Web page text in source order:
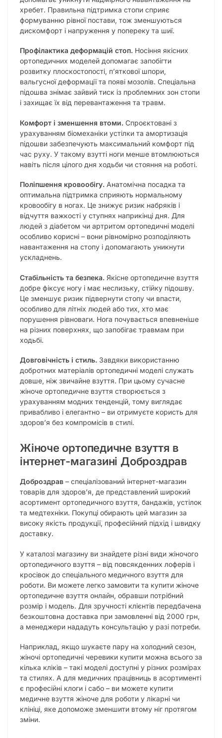
хребет. Правильна підтримка стопи сприяє
формуванню рівної постави, тож зменшуються
дискомфорт і напруження у попереку та шиї.
Профілактика деформацій стоп. Носіння якісних
ортопедичних моделей допомагає запобігти
розвитку плоскостопості, п’яткової шпори,
вальгусної деформації та появі мозолів. Спеціальна
підошва знімає зайвий тиск із проблемних зон стопи
і захищає їх від перевантаження та травм.
Комфорт і зменшення втоми. Спроєктовані з
урахуванням біомеханіки устілки та амортизація
підошви забезпечують максимальний комфорт під
час руху. У такому взутті ноги менше втомлюються
навіть після цілого дня ходьби чи стояння на роботі.
Поліпшення кровообігу. Анатомічна посадка та
оптимальна підтримка сприяють нормальному
кровообігу в ногах. Це знижує ризик набряків і
відчуття важкості у ступнях наприкінці дня. Для
людей з діабетом чи артритом ортопедичні моделі
особливо корисні – вони рівномірно розподіляють
навантаження на стопу і допомагають уникнути
ускладнень.
Стабільність та безпека. Якісне ортопедичне взуття
добре фіксує ногу і має неслизьку, стійку підошву.
Це зменшує ризик підвернути стопу чи впасти,
особливо для літніх людей або тих, хто має
порушення рівноваги. Нога почувається впевненіше
на різних поверхнях, що запобігає травмам при
ходьбі.
Довговічність і стиль. Завдяки використанню
добротних матеріалів ортопедичні моделі служать
довше, ніж звичайне взуття. При цьому сучасне
жіноче ортопедичне взуття створюється з
урахуванням модних тенденцій, тому виглядає
привабливо і елегантно – ви отримуєте користь для
здоров’я без компромісів в стилі.
Жіноче ортопедичне взуття в
інтернет-магазині Доброздрав
Доброздрав – спеціалізований інтернет-магазин
товарів для здоров’я, де представлений широкий
асортимент ортопедичного взуття, бандажів, устілок
та медтехніки. Покупці обирають цей магазин за
високу якість продукції, професійний підхід і швидку
доставку.
У каталозі магазину ви знайдете різні види жіночого
ортопедичного взуття – від повсякденних лоферів і
кросівок до спеціального медичного взуття для
роботи. Ви можете легко замовити та купити жіноче
ортопедичне взуття онлайн, обравши потрібний
розмір і модель. Для зручності клієнтів передбачена
безкоштовна доставка при замовленні від 2000 грн,
а менеджери нададуть консультацію у разі потреби.
Наприклад, якщо шукаєте пару на холодний сезон,
жіночі ортопедичні черевики купити можна всього за
кілька кліків – такі моделі доступні у різних розмірах
та стилях. А для медичних працівниць в асортименті
є професійні клоги і сабо – ви можете купити
медичне взуття жіноче для роботи у лікарні чи
клініці, яке допоможе зменшити втому ніг протягом
зміни.